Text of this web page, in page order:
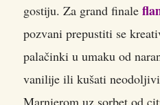
gostiju. Za grand finale
pozvani prepustiti se
palačinki u umaku od
vanilije ili kušati neodoljivi
Marnierom uz sorbet od